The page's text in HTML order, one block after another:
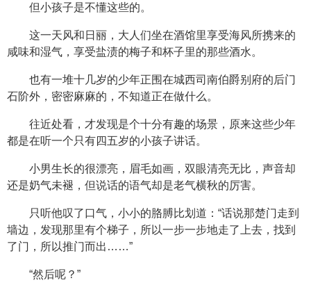
但小孩子是不懂这些的。
这一天风和日丽，大人们坐在酒馆里享受海风所携来的
咸味和湿气，享受盐渍的梅子和杯子里的那些酒水。
也有一堆十几岁的少年正围在城西司南伯爵别府的后门
石阶外，密密麻麻的，不知道正在做什么。
往近处看，才发现是个十分有趣的场景，原来这些少年
都是在听一个只有四五岁的小孩子讲话。
小男生长的很漂亮，眉毛如画，双眼清亮无比，声音却
还是奶气未褪，但说话的语气却是老气横秋的厉害。
只听他叹了口气，小小的胳膊比划道：“话说那楚门走到
墙边，发现那里有个梯子，所以一步一步地走了上去，找到
了门，所以推门而出……”
“然后呢？”